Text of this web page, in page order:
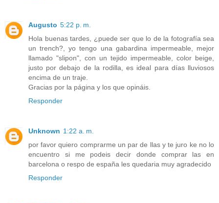
Augusto 5:22 p. m.
Hola buenas tardes, ¿puede ser que lo de la fotografía sea
un trench?, yo tengo una gabardina impermeable, mejor
llamado "slipon", con un tejido impermeable, color beige,
justo por debajo de la rodilla, es ideal para días lluviosos
encima de un traje.
Gracias por la página y los que opináis.
Responder
Unknown 1:22 a. m.
por favor quiero comprarme un par de llas y te juro ke no lo
encuentro si me podeis decir donde comprar las en
barcelona o respo de españa les quedaria muy agradecido
Responder